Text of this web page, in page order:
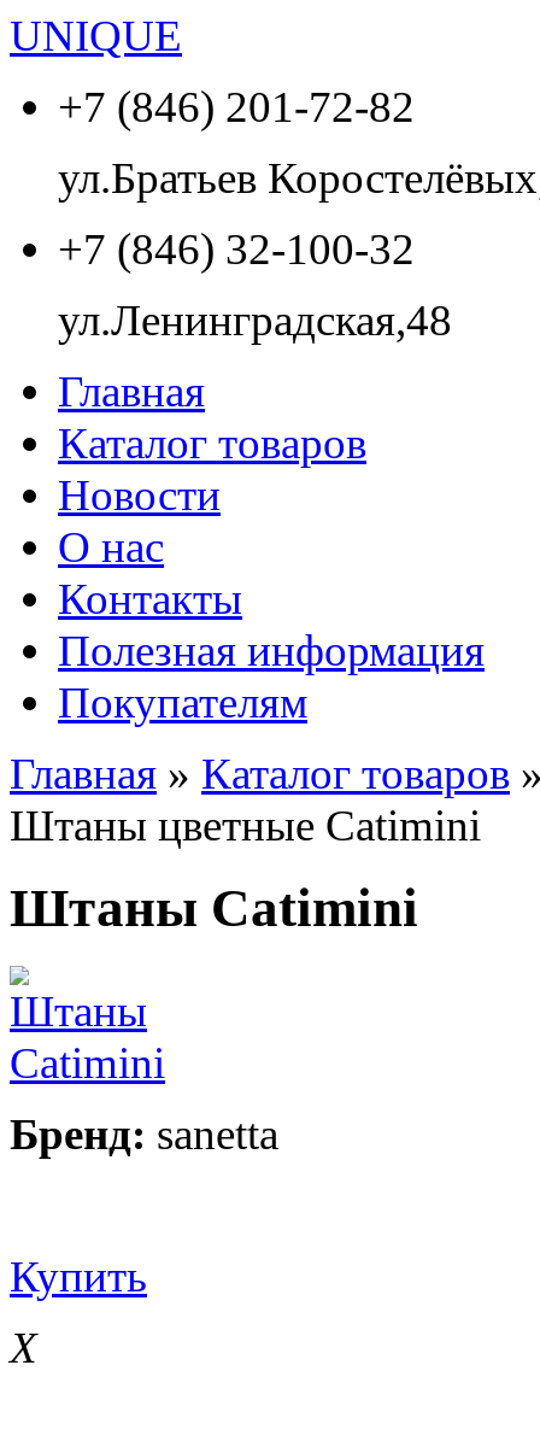
UNIQUE
+7 (846) 201-72-82
ул.Братьев
+7 (846) 32-100-32
ул.Ленинградская,48
Главная
Каталог товаров
Новости
О нас
Контакты
Полезная информация
Покупателям
Главная » Каталог товаров
Штаны цветные Сatimini
Штаны Сatimini
Бренд: sanetta
Купить
X